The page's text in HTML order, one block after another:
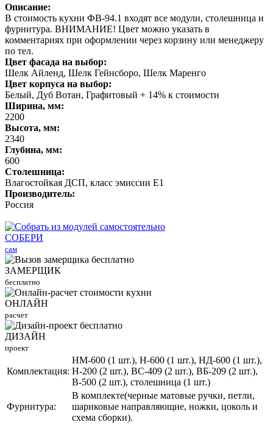
Описание:
В стоимость кухни ФВ-94.1 входят все модули, столешница и
фурнитура. ВНИМАНИЕ! Цвет можно указать в
комментариях при оформлении через корзину или менеджеру
по тел.
Цвет фасада на выбор:
Шелк Айленд, Шелк Гейнсборо, Шелк Маренго
Цвет корпуса на выбор:
Белый, Дуб Вотан, Графитовый + 14% к стоимости
Ширина, мм:
2200
Высота, мм:
2340
Глубина, мм:
600
Столешница:
Влагостойкая ДСП, класс эмиссии Е1
Производитель:
Россия
СОБЕРИ
сам
ЗАМЕРЩИК
бесплатно
ОНЛАЙН
расчет
ДИЗАЙН
проект
Комплектация:
НМ-600 (1 шт.), Н-600 (1 шт.), НД-600 (1 шт.),
Н-200 (2 шт.), ВС-409 (2 шт.), ВБ-209 (2 шт.),
В-500 (2 шт.), столешница (1 шт.)
Фурнитура:
В комплекте(черные матовые ручки, петли,
шариковые направляющие, ножки, цоколь и
схема сборки).